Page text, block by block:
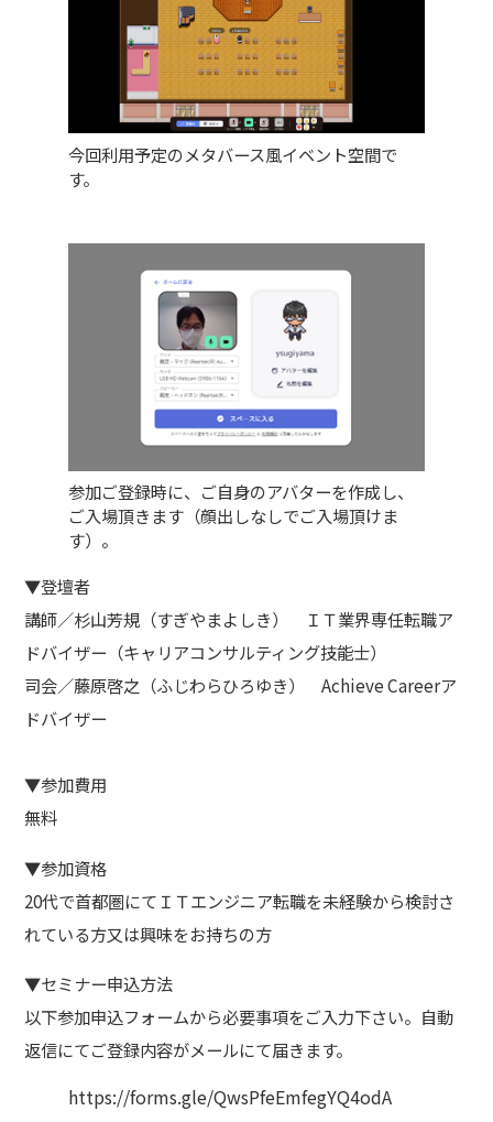
今回利用予定のメタバース風イベント空間で
す。
参加ご登録時に、ご自身のアバターを作成し、
ご入場頂きます（顔出しなしでご入場頂けま
す）。
▼登壇者
講師／杉山芳規（すぎやまよしき） ＩＴ業界専任転職ア
ドバイザー（キャリアコンサルティング技能士）
司会／藤原啓之（ふじわらひろゆき） Achieve Careerア
ドバイザー
▼参加費用
無料
▼参加資格
20代で首都圏にてＩＴエンジニア転職を未経験から検討さ
れている方又は興味をお持ちの方
▼セミナー申込方法
以下参加申込フォームから必要事項をご入力下さい。自動
返信にてご登録内容がメールにて届きます。
https://forms.gle/QwsPfeEmfegYQ4odA